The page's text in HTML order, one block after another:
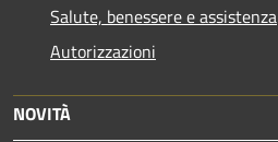
Salute, benessere e assistenza
Autorizzazioni
NOVITÀ